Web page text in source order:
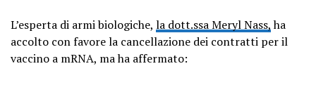
L’esperta di armi biologiche, la dott.ssa Meryl Nass,ha
accolto con favore la cancellazione dei contratti per il
vaccino a mRNA, ma ha affermato: